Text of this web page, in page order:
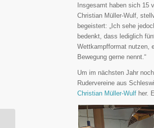
Insgesamt haben sich 15
Christian Müller-Wulf,
begeistert: „Ich sehe
bedenkt, dass lediglich
Wettkampfformat nutzen,
Bewegung gerne nennt.“
Um im nächsten Jahr
Rudervereine aus
Christian Müller-Wulf her.